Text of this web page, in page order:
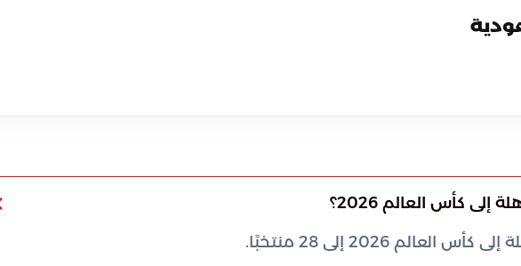
كأس العالم 2026؟
2026 إلى 28 منتخبًا.